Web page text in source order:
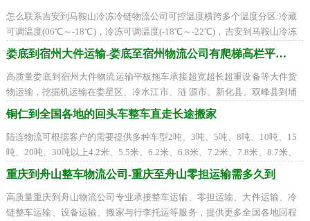
怎么联系吉安到马鞍山冷冻冷链物流公司可控温度横跨多个温度分区:冷藏
可调温度(06℃～-18℃)，冷冻可调温度(-18℃～-22℃)，吉安到马鞍山冷冻
冷藏车运输在吉州区、青原区、井冈山市
娄底到宿州大件运输-娄底至宿州物流公司有爬梯高栏平板车
高质量娄底到宿州大件物流运输平板拖车承接超宽超长超重设备等大件货
物运输，挖掘机运输在娄星区、冷水江市、涟 源市、新化县、双峰县到埇
桥区、砀山县、萧县、灵璧县、泗县找
铜仁到全国各地的回头车整车直走长途搬家
陆连物流可根据客户的需要提供多种车型2吨、3吨、5吨、8吨、10吨、15
吨、20吨、30吨以上4.2米、5.5米、6.2米、6.8米、7.2米、7.8米、8.7米、
9.6米、12.5米、17.5米平板车、高栏车、箱式车、
重庆到舟山整车物流公司-重庆至舟山零担运输需多久到
高质量重庆到舟山物流公司专业承接整车运输、零担运输、大件运输、冷
链整车运输、设备运输、搬家与行李托运等服务，提供更多全国各地回程